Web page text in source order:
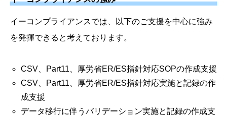
イーコンプライアンスでは、以下のご支援を中心に強み
を発揮できると考えております。
CSV、Part11、厚労省ER/ES指針対応SOPの作成支援
CSV、Part11、厚労省ER/ES指針対応実施と記録の作
成支援
データ移行に伴うバリデーション実施と記録の作成支